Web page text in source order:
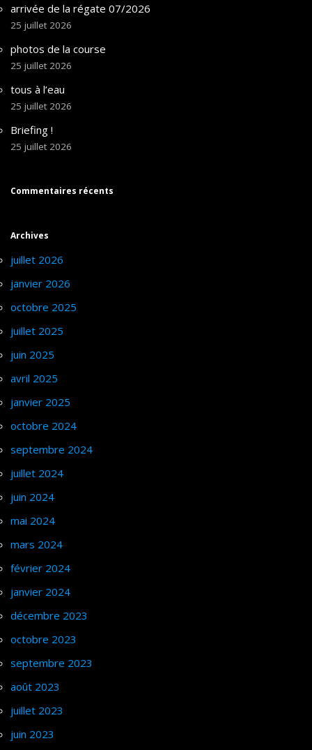
arrivée de la régate 07/2026
25 juillet 2026
photos de la course
25 juillet 2026
tous à l’eau
25 juillet 2026
Briefing !
25 juillet 2026
Commentaires récents
Archives
juillet 2026
janvier 2026
octobre 2025
juillet 2025
juin 2025
avril 2025
janvier 2025
octobre 2024
septembre 2024
juillet 2024
juin 2024
mai 2024
mars 2024
février 2024
janvier 2024
décembre 2023
octobre 2023
septembre 2023
août 2023
juillet 2023
juin 2023